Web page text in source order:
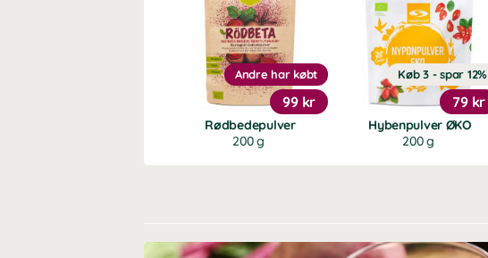
Rødbedepulver
200 g
Andre har købt
99 kr
Hybenpulver ØKO
200 g
Køb 3 - spar 12%
79 kr